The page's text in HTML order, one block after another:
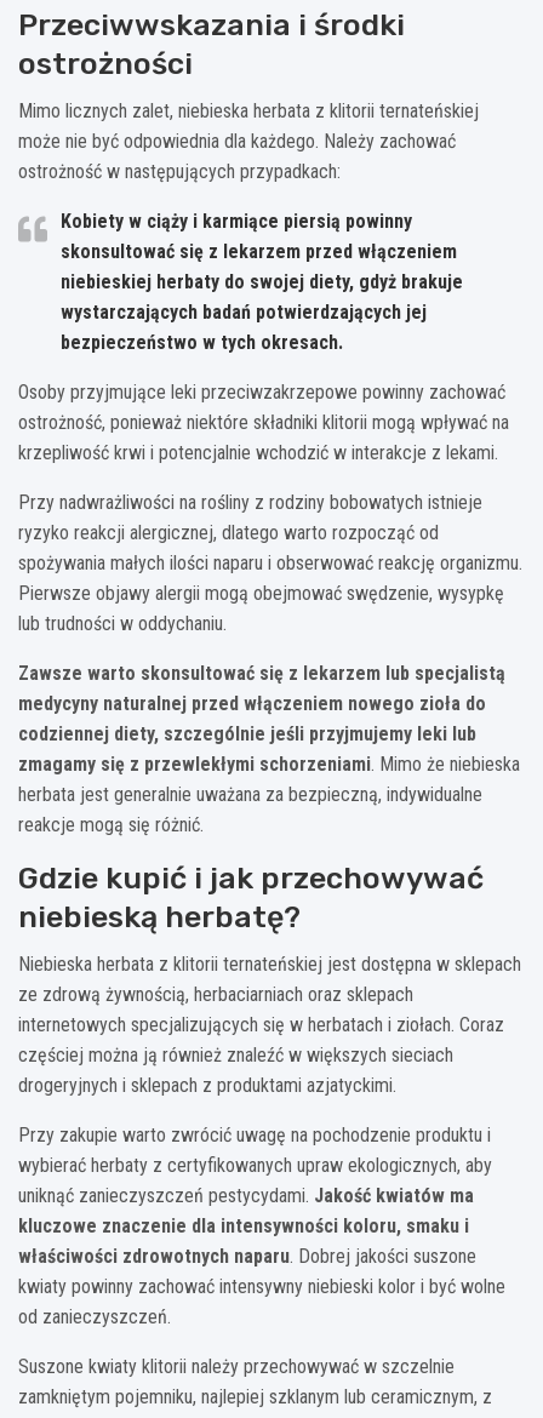
Przeciwwskazania i środki
ostrożności
Mimo licznych zalet, niebieska herbata z klitorii ternateńskiej
może nie być odpowiednia dla każdego. Należy zachować
ostrożność w następujących przypadkach:
Kobiety w ciąży i karmiące piersią powinny
skonsultować się z lekarzem przed włączeniem
niebieskiej herbaty do swojej diety, gdyż brakuje
wystarczających badań potwierdzających jej
bezpieczeństwo w tych okresach.
Osoby przyjmujące leki przeciwzakrzepowe powinny zachować
ostrożność, ponieważ niektóre składniki klitorii mogą wpływać na
krzepliwość krwi i potencjalnie wchodzić w interakcje z lekami.
Przy nadwrażliwości na rośliny z rodziny bobowatych istnieje
ryzyko reakcji alergicznej, dlatego warto rozpocząć od
spożywania małych ilości naparu i obserwować reakcję organizmu.
Pierwsze objawy alergii mogą obejmować swędzenie, wysypkę
lub trudności w oddychaniu.
Zawsze warto skonsultować się z lekarzem lub specjalistą
medycyny naturalnej przed włączeniem nowego zioła do
codziennej diety, szczególnie jeśli przyjmujemy leki lub
zmagamy się z przewlekłymi schorzeniami. Mimo że niebieska
herbata jest generalnie uważana za bezpieczną, indywidualne
reakcje mogą się różnić.
Gdzie kupić i jak przechowywać
niebieską herbatę?
Niebieska herbata z klitorii ternateńskiej jest dostępna w sklepach
ze zdrową żywnością, herbaciarniach oraz sklepach
internetowych specjalizujących się w herbatach i ziołach. Coraz
częściej można ją również znaleźć w większych sieciach
drogeryjnych i sklepach z produktami azjatyckimi.
Przy zakupie warto zwrócić uwagę na pochodzenie produktu i
wybierać herbaty z certyfikowanych upraw ekologicznych, aby
uniknąć zanieczyszczeń pestycydami. Jakość kwiatów ma
kluczowe znaczenie dla intensywności koloru, smaku i
właściwości zdrowotnych naparu. Dobrej jakości suszone
kwiaty powinny zachować intensywny niebieski kolor i być wolne
od zanieczyszczeń.
Suszone kwiaty klitorii należy przechowywać w szczelnie
zamkniętym pojemniku, najlepiej szklanym lub ceramicznym, z